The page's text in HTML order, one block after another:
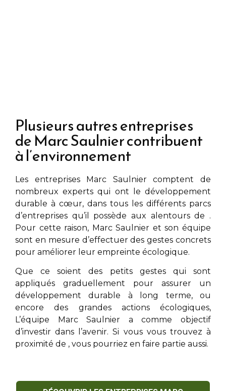
Plusieurs autres entreprises
de Marc Saulnier contribuent
à l’environnement
Les entreprises Marc Saulniercomptent de
nombreux experts qui ont le développement
durable à cœur, dans tous les différents parcs
d’entreprises qu’il possède aux alentours de .
Pour cette raison, Marc Saulnier et son équipe
sont en mesure d’effectuer des gestes concrets
pour améliorer leur empreinte écologique.
Que ce soient des petits gestes qui sont
appliqués graduellement pour assurer un
développement durable à long terme, ou
encore des grandes actions écologiques,
L’équipe Marc Saulnier a comme objectif
d’investir dans l’avenir. Si vous vous trouvez à
proximité de , vous pourriez en faire partie aussi.